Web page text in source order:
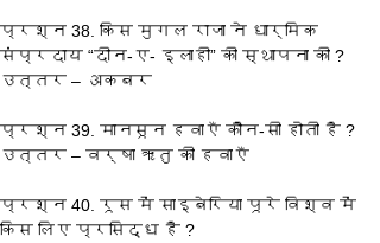
प्रश्‍न 38. किस मुगल राजा ने धार्मिक
संप्रदाय “दीन-ए- इलाही” की स्थापना की ?
उत्तर – अकबर
प्रश्‍न 39. मानसून हवाएँ कौन-सी होती है ?
उत्तर – वर्षा ऋतु की हवाएँ
प्रश्‍न 40. रूस में साइबेरिया पूरे विश्व में
किस लिए प्रसिद्ध है ?